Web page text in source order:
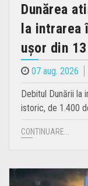
Dunărea
la
ușor din
07 aug. 2026
Debitul Dunării la
istoric, de 1.400
CONTINUARE...